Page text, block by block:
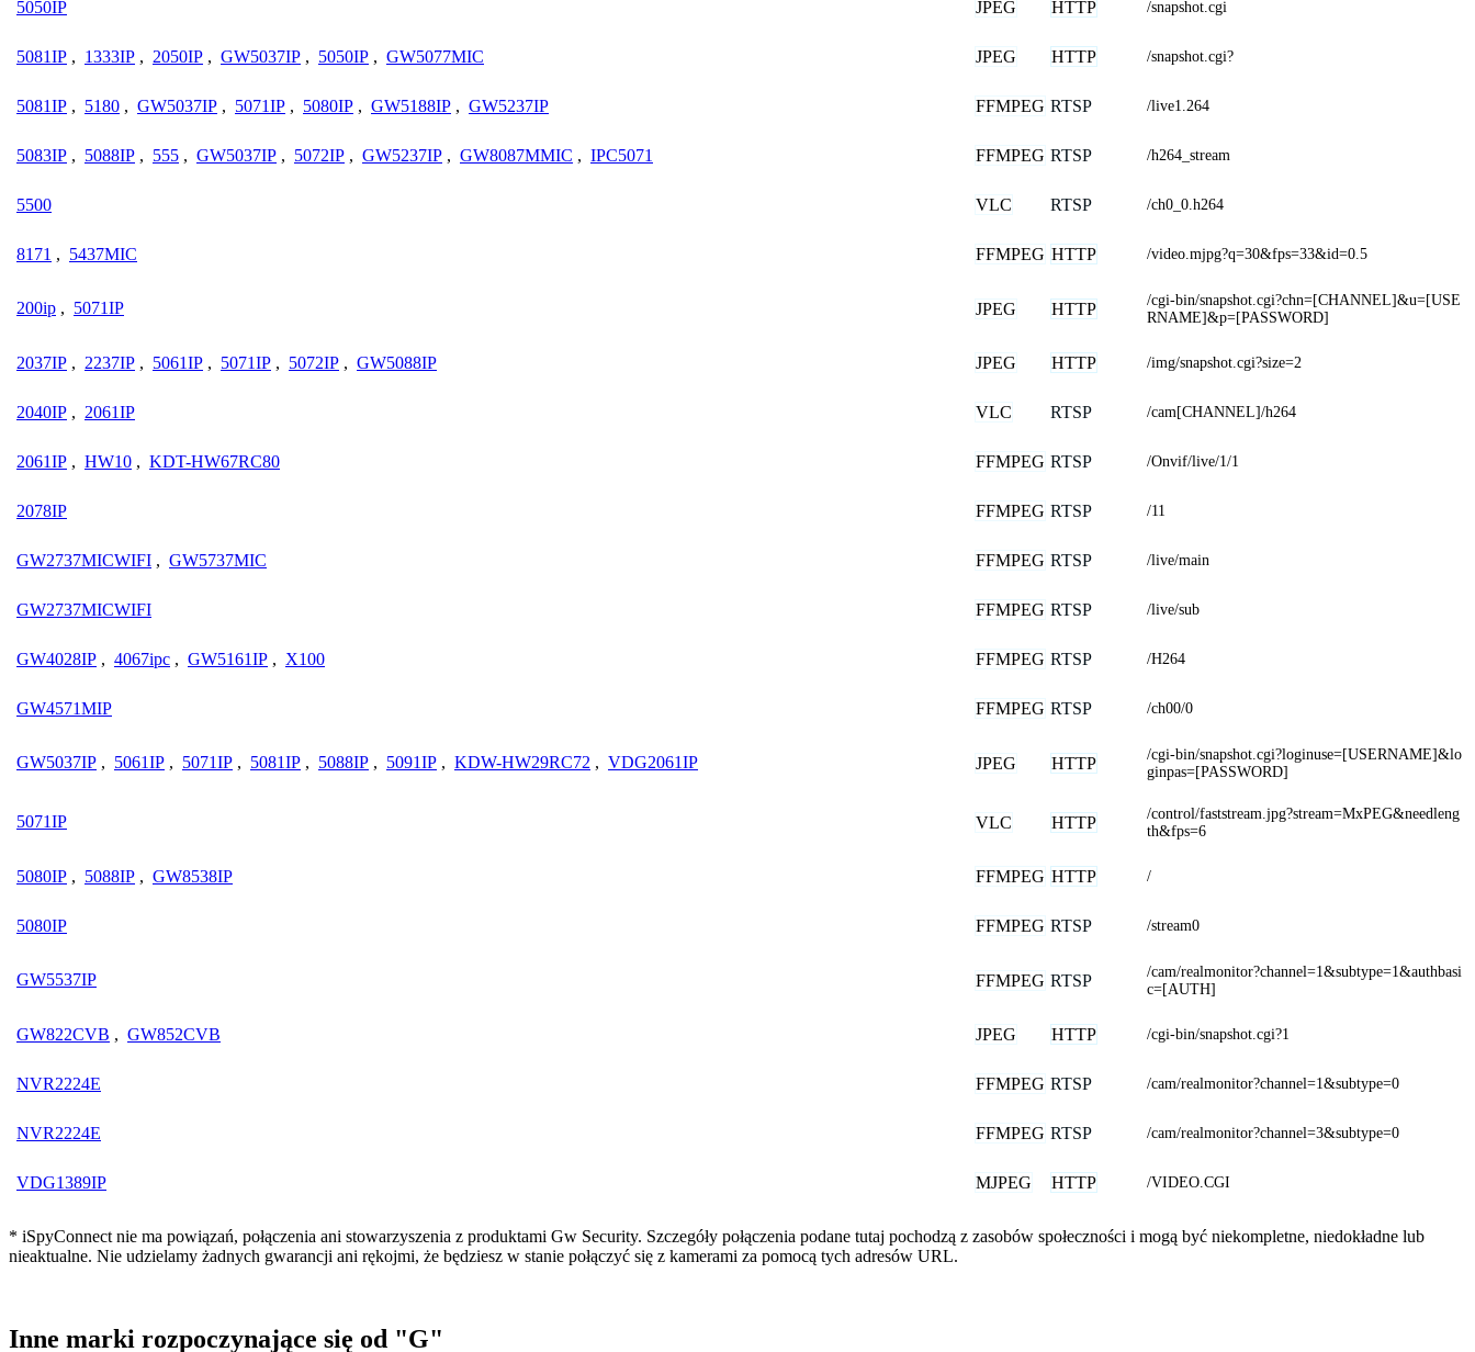
5050IP JPEG HTTP /snapshot.cgi
5081IP , 1333IP , 2050IP , GW5037IP , 5050IP , GW5077MIC JPEG HTTP /snapshot.cgi?
5081IP , 5180 , GW5037IP , 5071IP , 5080IP , GW5188IP , GW5237IP FFMPEG RTSP /live1.264
5083IP , 5088IP , 555 , GW5037IP , 5072IP , GW5237IP , GW8087MMIC , IPC5071 FFMPEG RTSP /h264_stream
5500 VLC RTSP /ch0_0.h264
8171 , 5437MIC FFMPEG HTTP /video.mjpg?q=30&fps=33&id=0.5
200ip , 5071IP JPEG HTTP
/cgi-bin/snapshot.cgi?chn=[CHANNEL]&u=[USE
RNAME]&p=[PASSWORD]
2037IP , 2237IP , 5061IP , 5071IP , 5072IP , GW5088IP JPEG HTTP /img/snapshot.cgi?size=2
2040IP , 2061IP VLC RTSP /cam[CHANNEL]/h264
2061IP , HW10 , KDT-HW67RC80 FFMPEG RTSP /Onvif/live/1/1
2078IP FFMPEG RTSP /11
GW2737MICWIFI , GW5737MIC FFMPEG RTSP /live/main
GW2737MICWIFI FFMPEG RTSP /live/sub
GW4028IP , 4067ipc , GW5161IP , X100 FFMPEG RTSP /H264
GW4571MIP FFMPEG RTSP /ch00/0
GW5037IP , 5061IP , 5071IP , 5081IP , 5088IP , 5091IP , KDW-HW29RC72 , VDG2061IP JPEG HTTP
/cgi-bin/snapshot.cgi?loginuse=[USERNAME]&lo
ginpas=[PASSWORD]
5071IP VLC HTTP
/control/faststream.jpg?stream=MxPEG&needleng
th&fps=6
5080IP , 5088IP , GW8538IP FFMPEG HTTP /
5080IP FFMPEG RTSP /stream0
GW5537IP FFMPEG RTSP
/cam/realmonitor?channel=1&subtype=1&authbasi
c=[AUTH]
GW822CVB , GW852CVB JPEG HTTP /cgi-bin/snapshot.cgi?1
NVR2224E FFMPEG RTSP /cam/realmonitor?channel=1&subtype=0
NVR2224E FFMPEG RTSP /cam/realmonitor?channel=3&subtype=0
VDG1389IP MJPEG HTTP /VIDEO.CGI
* iSpyConnect nie ma powiązań, połączenia ani stowarzyszenia z produktami Gw Security. Szczegóły połączenia podane tutaj pochodzą z zasobów społeczności i mogą być niekompletne, niedokładne lub
nieaktualne. Nie udzielamy żadnych gwarancji ani rękojmi, że będziesz w stanie połączyć się z kamerami za pomocą tych adresów URL.
Inne marki rozpoczynające się od "G"